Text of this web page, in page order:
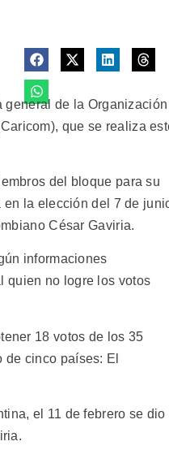
general de la Organización
que se realiza
del bloque para su
en la elección del 7 de
César Gaviria.
informaciones
quien no logre los votos
18 votos de los 35
cinco países: El
el 11 de febrero se dio